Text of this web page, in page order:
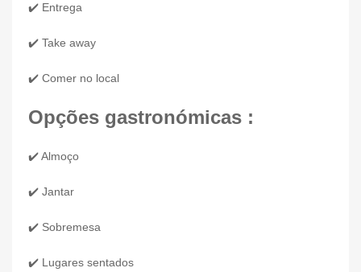
✔️ Entrega
✔️ Take away
✔️ Comer no local
Opções gastronómicas :
✔️ Almoço
✔️ Jantar
✔️ Sobremesa
✔️ Lugares sentados